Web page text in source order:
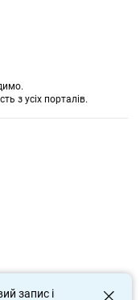
запис і
з усіх порталів.